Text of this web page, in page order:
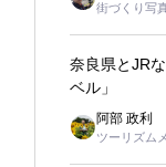
街づくり写
奈良県とJR
ベル」
阿部 政利
ツーリズム